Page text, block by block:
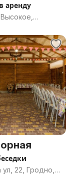
аренду
район,
22, Гродно,